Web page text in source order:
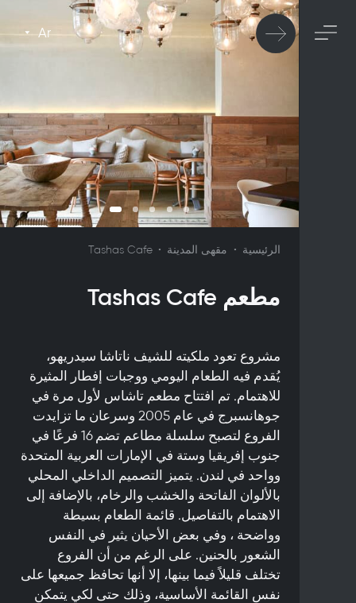
Ar
الرئيسية مقهى المدينة Tashas Cafe
مطعم Tashas Cafe
مشروع تعود ملكيته للشيف ناتاشا سيدريهو،
يُقدم فيه الطعام اليومي ووجبات إفطار المثيرة
للاهتمام. تم افتتاح مطعم تاشاس لأول مرة في
جوهانسبرج في عام 2005 وسرعان ما تزايدت
الفروع لتصبح سلسلة مطاعم تضم 16 فرعًا في
جنوب إفريقيا وستة في الإمارات العربية المتحدة
وواحد في لندن. يتميز التصميم الداخلي المحلي
بالألوان الفاتحة والخشب والرخام، بالإضافة إلى
الاهتمام بالتفاصيل. قائمة الطعام بسيطة
وواضحة ، وفي بعض الأحيان يثير في النفس
الشعور بالحنين. على الرغم من أن الفروع
تختلف قليلاً فيما بينها، إلا أنها تحافظ جميعها على
نفس القائمة الأساسية، وذلك حتى لكي يتمكن